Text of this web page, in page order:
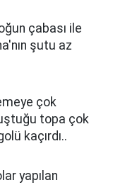
çabası ile
şutu az
çok
topa çok
kaçırdı..
yapılan